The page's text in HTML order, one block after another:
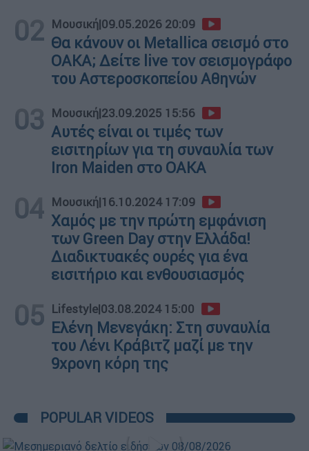
02 Μουσική|09.05.2026 20:09
Θα κάνουν οι Metallica σεισμό στο
ΟΑΚΑ; Δείτε live τον σεισμογράφο
του Αστεροσκοπείου Αθηνών
03 Μουσική|23.09.2025 15:56
Αυτές είναι οι τιμές των
εισιτηρίων για τη συναυλία των
Iron Maiden στο ΟΑΚΑ
04 Μουσική|16.10.2024 17:09
Χαμός με την πρώτη εμφάνιση
των Green Day στην Ελλάδα!
Διαδικτυακές ουρές για ένα
εισιτήριο και ενθουσιασμός
05 Lifestyle|03.08.2024 15:00
Ελένη Μενεγάκη: Στη συναυλία
του Λένι Κράβιτζ μαζί με την
9χρονη κόρη της
POPULAR VIDEOS